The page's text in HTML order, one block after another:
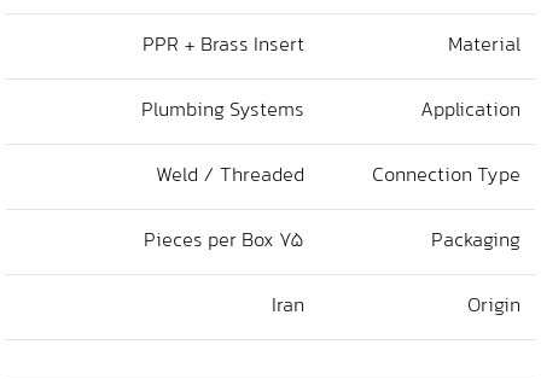
Material
PPR + Brass Insert
Application
Plumbing Systems
Connection Type
Weld / Threaded
Packaging
75 Pieces per Box
Origin
Iran